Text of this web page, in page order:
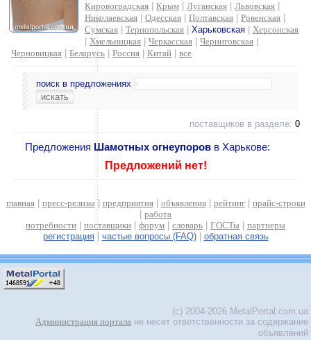
Кировоградская
Крым Луганская Львовская
Николаевская
Одесская Полтавская Ровенская
Сумская
Тернопольская Харьковская
Херсонская
Хмельницкая Черкасская Черниговская
Черновицкая
Беларусь Россия Китай все
поиск в предложениях
поставщиков в разделе: 0
Предложения Шамотных огнеупоров в Харькове:
Предложений нет!
главная| пресс-релизы | предприятия| объявления| рейтинг| прайс-строки
работа
потребности
поставщики форум словарь ГОСТы
партнеры
регистрация| частые вопросы (FAQ)| обратная связь
(c) 2004-2026 MetalPortal.com.ua
Администрация портала не несет ответственности за содержание
объявлений